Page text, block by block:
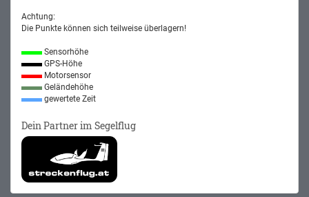
Achtung:
Die Punkte können sich teilweise überlagern!
Sensorhöhe
GPS-Höhe
Motorsensor
Geländehöhe
gewertete Zeit
Dein Partner im Segelflug